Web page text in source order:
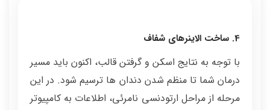
4. ساخت الاینرهای شفاف
با توجه به نتایج اسکن و گرفتن قالب، اکنون باید مسیر
درمان شما تا منظم شدن دندان ها ترسیم شود. در این
مرحله از مراحل ارتودنسی نامرئی، اطلاعات به کامپیوتر